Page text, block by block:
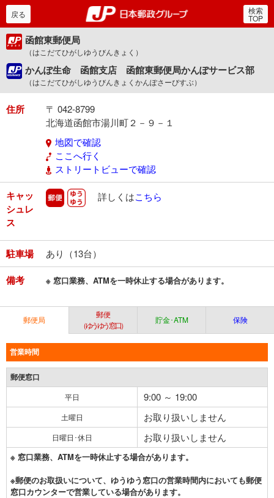
郵便局・日本郵政グルー
戻る 検索
TOP
函館東郵便局
（はこだてひがしゆうびんきょく）
かんぽ生命 函館支店 函館東郵便局かんぽサービス部
（はこだてひがしゆうびんきょくかんぽさーびすぶ）
住所
〒 042-8799
北海道函館市湯川町２－９－１
地図で確認
ここへ行く
ストリートビューで確認
キャッ
シュレ
ス
郵便 ゆうゆう
詳しくはこちら
駐車場 あり（13台）
備考 ※ 窓口業務、ATMを一時休止する場合があります。
郵便局
郵便
（ゆうゆう窓口）
貯金･ATM 保険
営業時間
郵便窓口
平日 9:00 ～ 19:00
土曜日 お取り扱いしません
日曜日･休日 お取り扱いしません
※ 窓口業務、ATMを一時休止する場合があります。
※郵便のお取扱いについて、ゆうゆう窓口の営業時間内においても郵便
窓口カウンターで営業している場合があります。